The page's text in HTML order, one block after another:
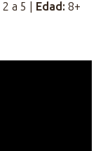
2 a 5 | Edad: 8+